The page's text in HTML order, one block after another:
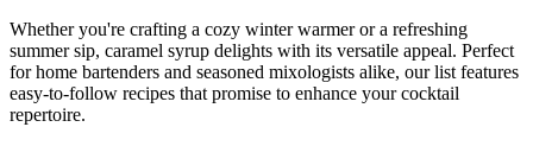
Whether you're crafting a cozy winter warmer or a refreshing
summer sip, caramel syrup delights with its versatile appeal. Perfect
for home bartenders and seasoned mixologists alike, our list features
easy-to-follow recipes that promise to enhance your cocktail
repertoire.